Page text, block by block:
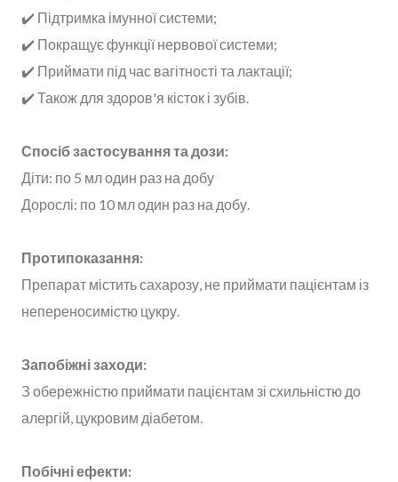
✔️ Підтримка імунної системи;
✔️ Покращує функції нервової системи;
✔️ Приймати під час вагітності та лактації;
✔️ Також для здоров'я кісток і зубів.
Спосіб застосування та дози:
Діти: по 5 мл один раз на добу
Дорослі: по 10 мл один раз на добу.
Протипоказання:
Препарат містить сахарозу, не приймати пацієнтам із
непереносимістю цукру.
Запобіжні заходи:
З обережністю приймати пацієнтам зі схильністю до
алергій, цукровим діабетом.
Побічні ефекти: